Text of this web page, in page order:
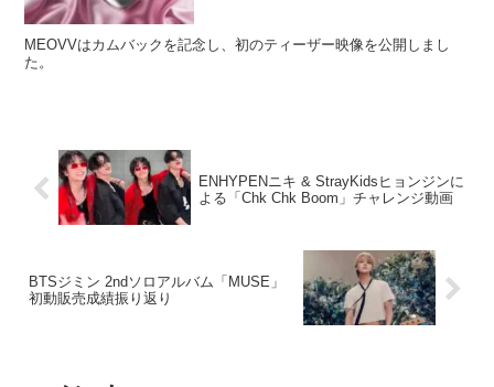
MEOVVはカムバックを記念し、初のティーザー映像を公開しまし
た。
ENHYPENニキ & StrayKidsヒョンジンに
よる「Chk Chk Boom」チャレンジ動画
BTSジミン 2ndソロアルバム「MUSE」
初動販売成績振り返り